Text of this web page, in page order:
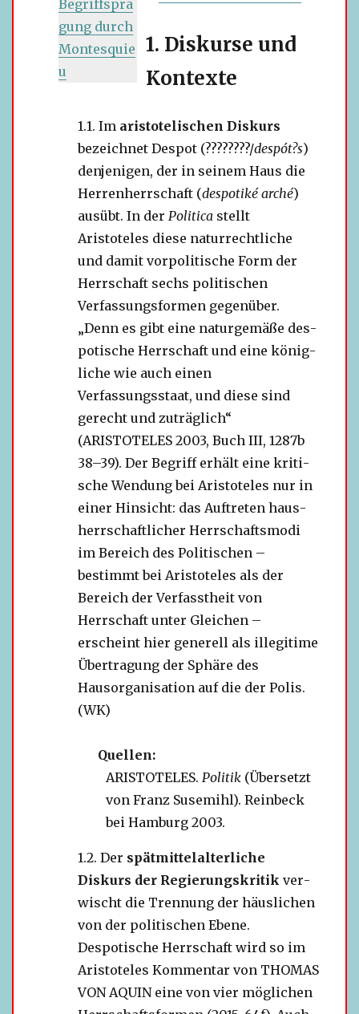
Begriffsprä
gung durch
Montesquie
u
Diskurse und
Kontexte
Im aris­to­te­li­schen Diskurs
bezeich­net Despot (????????/despót?s)
den­je­ni­gen, der in sei­nem Haus die
Herrenherrschaft (des­po­tiké arché)
aus­übt. In der Politicastellt
Aristoteles diese natur­recht­li­che
und damit vor­po­li­ti­sche Form der
Herrschaft sechs poli­ti­schen
Verfassungsformen gegen­über.
„Denn es gibt eine natur­ge­mäße des­
po­ti­sche Herrschaft und eine könig­
li­che wie auch einen
Verfassungsstaat, und diese sind
gerecht und zuträg­lich“
(ARISTOTELES 2003, Buch III, 1287b
38–39). Der Begriff erhält eine kri­ti­
sche Wendung bei Aristoteles nur in
einer Hinsicht: das Auftreten haus­
herr­schaft­li­cher Herrschaftsmodi
im Bereich des Politischen –
bestimmt bei Aristoteles als der
Bereich der Verfasstheit von
Herrschaft unter Gleichen –
erscheint hier gene­rell als ille­gi­time
Übertragung der Sphäre des
Hausorganisation auf die der Polis.
(WK)
Quellen:
ARISTOTELES. Politik(Übersetzt
von Franz Susemihl). Reinbeck
bei Hamburg 2003.
Der spät­mit­tel­al­ter­li­che
Diskurs der Regierungskritik ver­
wischt die Trennung der häus­li­chen
von der poli­ti­schen Ebene.
Despotische Herrschaft wird so im
Aristoteles Kommentar von THOMAS
VON AQUIN eine von vier mög­li­chen